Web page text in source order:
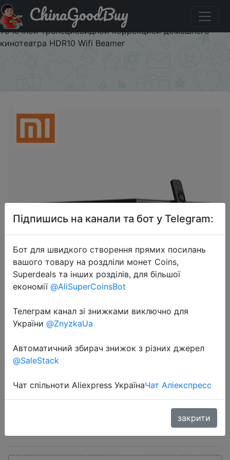
Паридбати з промокодом aliprosto200sep Лазерный
проектор Xiaomi fengmi 4K Cinema Pro 2400 ANSI с 8-
точечной трапециевидной коррекцией домашнего
кинотеатра HDR10 Wifi Beamer
ChinaGoodBuy
2020-09-21
Лазерный проектор Xiaomi fengmi
4K Cinema Pro 2400 ANSI с 8-
точечной трапециевидной
кинотеатра HDR10 Wifi Beamer
Підпишись на канали та бот у Telegram:
Бот для швидкого створення прямих посилань
вашого товару на роздліли монет Coins,
Superdeals та інших розділів, для більшої
економії @AliSuperCoinsBot
Телеграм канал зі знижками виключно для
України @ZnyzkaUa
Автоматичний збирач знижок з різних джерел
@SaleStack
Чат спільноти Aliexpress УкраїнаЧат Аліекспресс
закрити